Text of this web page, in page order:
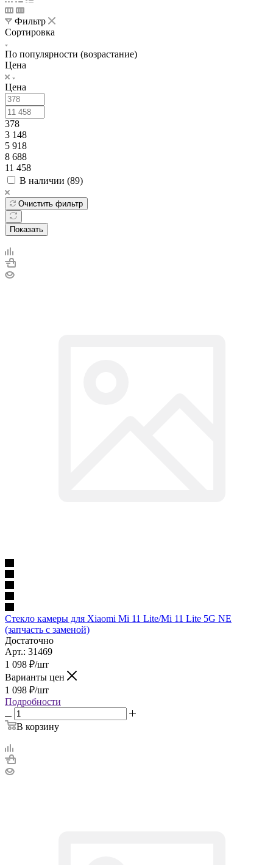
Фильтр
Сортировка
По популярности (возрастание)
Цена
Цена
378
3 148
5 918
8 688
11 458
В наличии (89)
Очистить фильтр
Показать
Стекло камеры для Xiaomi Mi 11 Lite/Mi 11 Lite 5G NE
(запчасть с заменой)
Достаточно
Арт.: 31469
1 098 ₽/шт
Варианты цен
1 098 ₽/шт
Подробности
В корзину